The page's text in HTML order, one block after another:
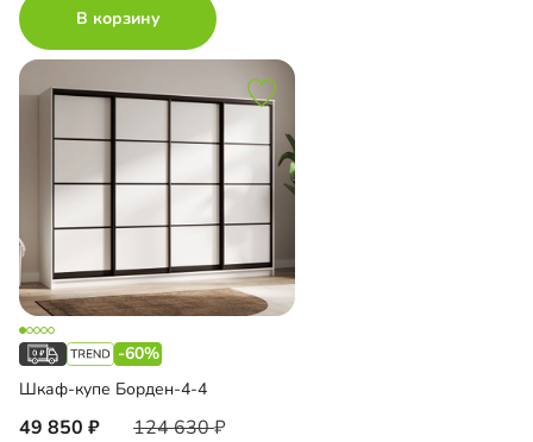
В корзину
-60%
Шкаф-купе Борден-4-4
49 850 124 630